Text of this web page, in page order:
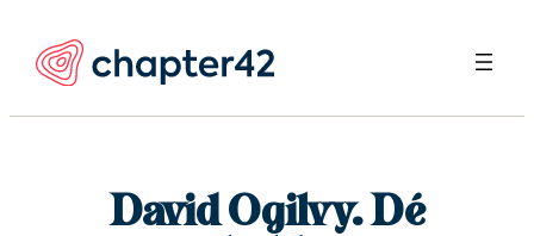
naar
David Ogilvy. Dé